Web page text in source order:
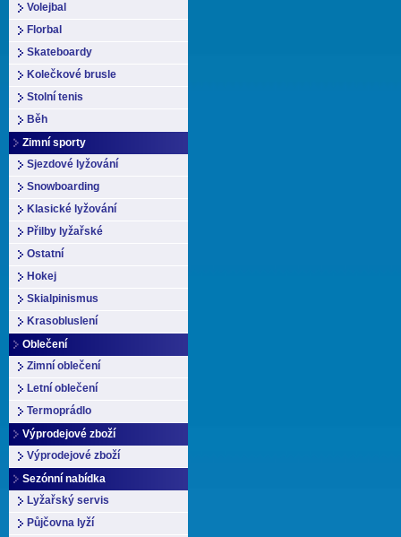
Volejbal
Florbal
Skateboardy
Kolečkové brusle
Stolní tenis
Běh
Zimní sporty
Sjezdové lyžování
Snowboarding
Klasické lyžování
Přilby lyžařské
Ostatní
Hokej
Skialpinismus
Krasobluslení
Oblečení
Zimní oblečení
Letní oblečení
Termoprádlo
Výprodejové zboží
Výprodejové zboží
Sezónní nabídka
Lyžařský servis
Půjčovna lyží